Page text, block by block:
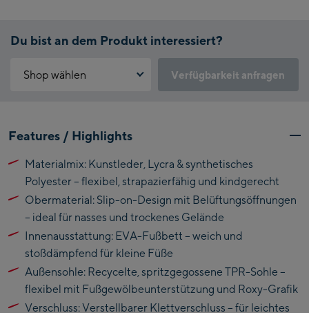
Du bist an dem Produkt interessiert?
Shop wählen
Flagshipstore Kaprun
Maiskogelbahn
Talstation / Valley
station
Kitzsteinhorn
Alpincenter
(Bergstation / Top
station)
Bikeworld Kaprun
Kaprun Outlet
Bike-Servicecenter
Verfügbarkeit anfragen
Klicke hierfür einfach auf folgenden Link.
Click & Reserve zulassen
Features / Highlights
Materialmix: Kunstleder, Lycra & synthetisches
Polyester – flexibel, strapazierfähig und kindgerecht
Obermaterial: Slip-on-Design mit Belüftungsöffnungen
– ideal für nasses und trockenes Gelände
Innenausstattung: EVA-Fußbett – weich und
stoßdämpfend für kleine Füße
Außensohle: Recycelte, spritzgegossene TPR-Sohle –
flexibel mit Fußgewölbeunterstützung und Roxy-Grafik
Verschluss: Verstellbarer Klettverschluss – für leichtes